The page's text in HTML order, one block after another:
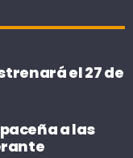
el 27 de
a las